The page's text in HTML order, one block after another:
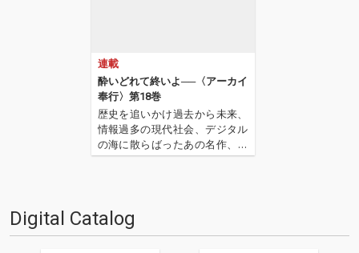
連載
酔いどれて終いよ──〈アーカイ
奉行〉第18巻
歴史を追いかけ過去から未来、
情報過多の現代社会、デジタル
の海に散らばったあの名作、こ
の名作たちをひとつにまとめる
は…'''1.過去作の最新リマスター
音源 2.これまで未配信…
Digital Catalog